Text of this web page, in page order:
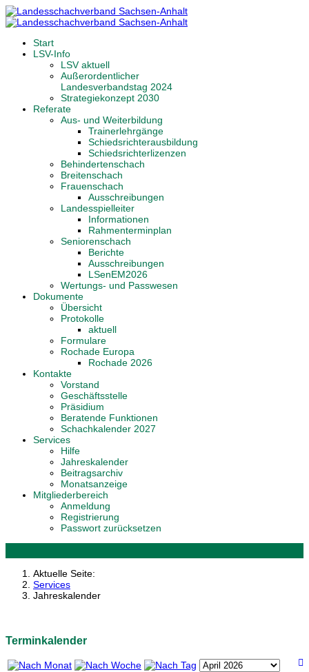
Start
LSV-Info
LSV aktuell
Außerordentlicher
Landesverbandstag 2024
Strategiekonzept 2030
Referate
Aus- und Weiterbildung
Trainerlehrgänge
Schiedsrichterausbildung
Schiedsrichterlizenzen
Behindertenschach
Breitenschach
Frauenschach
Ausschreibungen
Landesspielleiter
Informationen
Rahmenterminplan
Seniorenschach
Berichte
Ausschreibungen
LSenEM2026
Wertungs- und Passwesen
Dokumente
Übersicht
Protokolle
aktuell
Formulare
Rochade Europa
Rochade 2026
Kontakte
Vorstand
Geschäftsstelle
Präsidium
Beratende Funktionen
Schachkalender 2027
Services
Hilfe
Jahreskalender
Beitragsarchiv
Monatsanzeige
Mitgliederbereich
Anmeldung
Registrierung
Passwort zurücksetzen
Aktuelle Seite:
Services
Jahreskalender
Terminkalender